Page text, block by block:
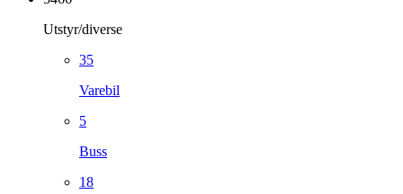
Utstyr/diverse
35
Varebil
5
Buss
18